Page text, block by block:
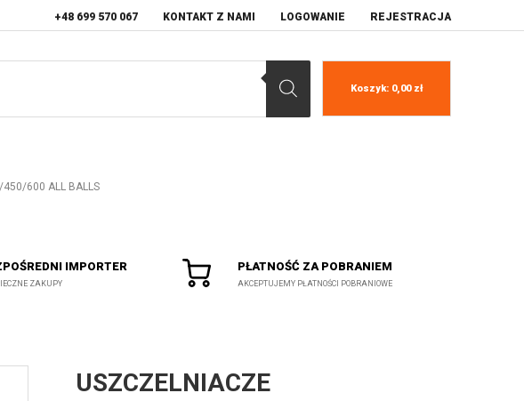
+48 699 570 067 KONTAKT Z NAMI LOGOWANIE REJESTRACJA
Koszyk: 0,00 zł
450/600 ALL BALLS
IMPORTER
ZAKUPY
PŁATNOŚĆ ZA POBRANIEM
AKCEPTUJEMY PŁATNOŚCI POBRANIOWE
USZCZELNIACZE